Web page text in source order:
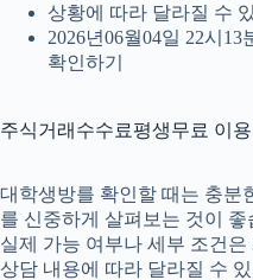
상황에 따라 달라질 수
2026년06월04일 22시
확인하기
주식거래수수료평생무료 이
대학생방를 확인할 때는 충분
를 신중하게 살펴보는 것이 좋
실제 가능 여부나 세부 조건
상담 내용에 따라 달라질 수